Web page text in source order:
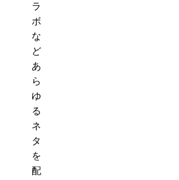
ラ
ボ
な
ど
あ
ら
ゆ
る
ネ
タ
を
配